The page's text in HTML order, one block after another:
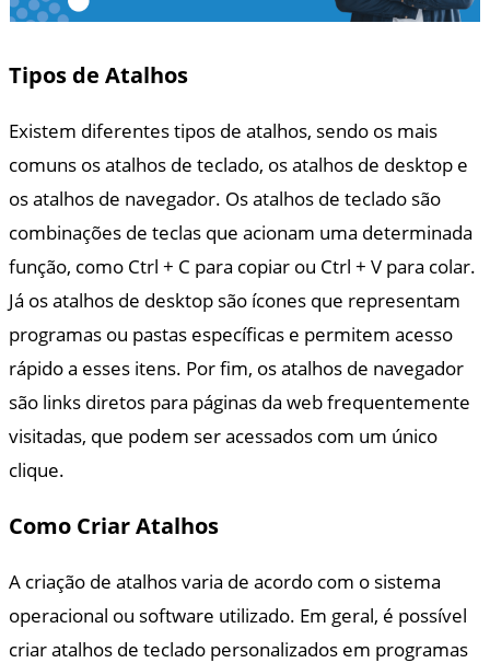
Tipos de Atalhos
Existem diferentes tipos de atalhos, sendo os mais
comuns os atalhos de teclado, os atalhos de desktop e
os atalhos de navegador. Os atalhos de teclado são
combinações de teclas que acionam uma determinada
função, como Ctrl + C para copiar ou Ctrl + V para colar.
Já os atalhos de desktop são ícones que representam
programas ou pastas específicas e permitem acesso
rápido a esses itens. Por fim, os atalhos de navegador
são links diretos para páginas da web frequentemente
visitadas, que podem ser acessados com um único
clique.
Como Criar Atalhos
A criação de atalhos varia de acordo com o sistema
operacional ou software utilizado. Em geral, é possível
criar atalhos de teclado personalizados em programas